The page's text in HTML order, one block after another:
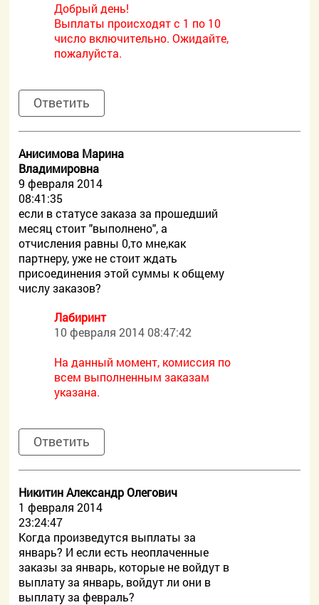
Добрый день!
Выплаты происходят с 1 по 10
число включительно. Ожидайте,
пожалуйста.
Ответить
Анисимова Марина
Владимировна
9 февраля 2014
08:41:35
если в статусе заказа за прошедший
месяц стоит "выполнено", а
отчисления равны 0,то мне,как
партнеру, уже не стоит ждать
присоединения этой суммы к общему
числу заказов?
Лабиринт
10 февраля 2014 08:47:42
На данный момент, комиссия по
всем выполненным заказам
указана.
Ответить
Никитин Александр Олегович
1 февраля 2014
23:24:47
Когда произведутся выплаты за
январь? И если есть неоплаченные
заказы за январь, которые не войдут в
выплату за январь, войдут ли они в
выплату за февраль?